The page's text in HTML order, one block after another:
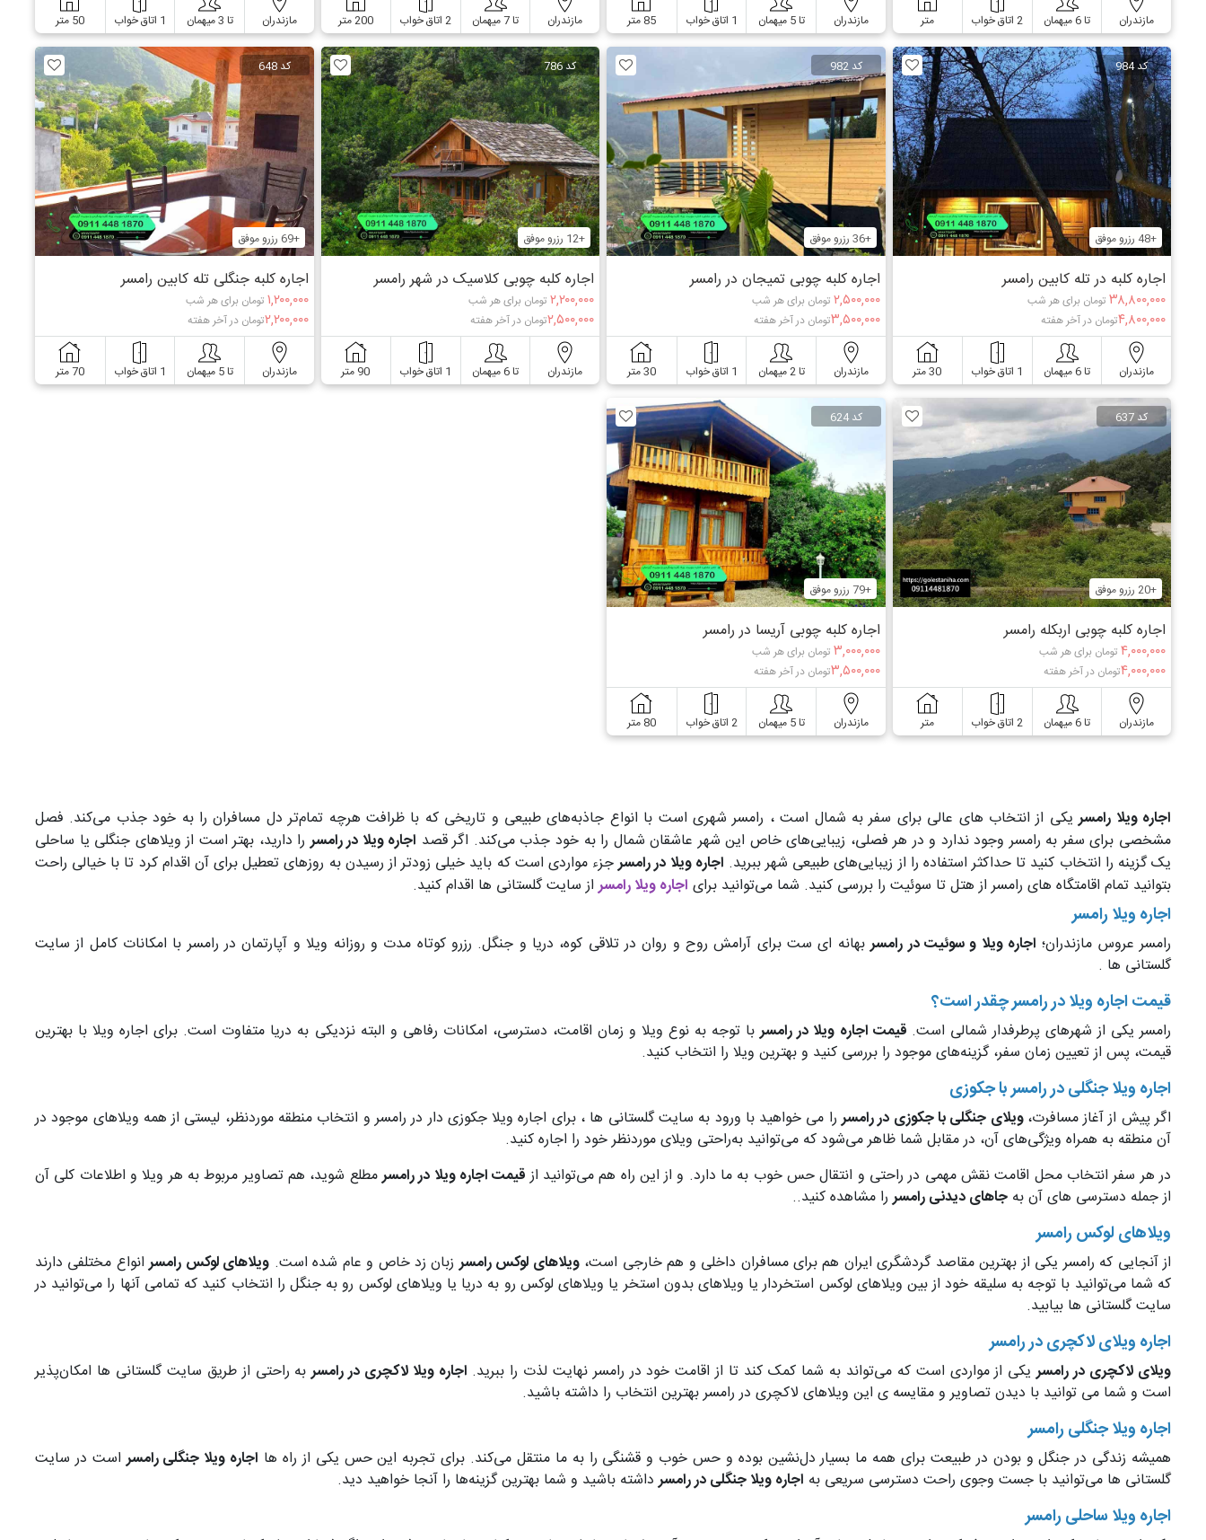
مازندران تا 6 میهمان 2 اتاق خواب متر مازندران تا 5 میهمان 1 اتاق خواب 85 متر مازندران تا 7 میهمان 2 اتاق خواب 200 متر مازندران تا 3 میهمان 1 اتاق خواب 50 متر
کد 984
+48 رزرو موفق
اجاره کلبه در تله کابین رامسر
۳۸,۸۰۰,۰۰۰ تومان برای هر شب
۴,۸۰۰,۰۰۰تومان در آخر هفته
مازندران تا 6 میهمان 1 اتاق خواب 30 متر
کد 982
+36 رزرو موفق
اجاره کلبه چوبی تمیجان در رامسر
۲,۵۰۰,۰۰۰ تومان برای هر شب
۳,۵۰۰,۰۰۰تومان در آخر هفته
مازندران تا 2 میهمان 1 اتاق خواب 30 متر
کد 786
+12 رزرو موفق
اجاره کلبه چوبی کلاسیک در شهر رامسر
۲,۲۰۰,۰۰۰ تومان برای هر شب
۲,۵۰۰,۰۰۰تومان در آخر هفته
مازندران تا 6 میهمان 1 اتاق خواب 90 متر
کد 648
+69 رزرو موفق
اجاره کلبه جنگلی تله کابین رامسر
۱,۲۰۰,۰۰۰ تومان برای هر شب
۲,۲۰۰,۰۰۰تومان در آخر هفته
مازندران تا 5 میهمان 1 اتاق خواب 70 متر
کد 637
+20 رزرو موفق
اجاره کلبه چوبی اربکله رامسر
۴,۰۰۰,۰۰۰ تومان برای هر شب
۴,۰۰۰,۰۰۰تومان در آخر هفته
مازندران تا 6 میهمان 2 اتاق خواب متر
کد 624
+79 رزرو موفق
اجاره کلبه چوبی آریسا در رامسر
۳,۰۰۰,۰۰۰ تومان برای هر شب
۳,۵۰۰,۰۰۰تومان در آخر هفته
مازندران تا 5 میهمان 2 اتاق خواب 80 متر
اجاره ویلا رامسریکی از انتخاب های عالی برای سفر به شمال است ، رامسر شهری است با انواع جاذبه‌های طبیعی و تاریخی که با ظرافت هرچه تمام‌تر دل مسافران را به خود جذب می‌کند. فصل
مشخصی برای سفر به رامسر وجود ندارد و در هر فصلی، زیبایی‌های خاص این شهر عاشقان شمال را به خود جذب می‌کند. اگر قصد اجاره ویلا در رامسررا دارید، بهتر است از ویلاهای جنگلی یا ساحلی
یک گزینه را انتخاب کنید تا حداکثر استفاده را از زیبایی‌های طبیعی شهر ببرید. اجاره‌ ویلا در رامسرجزء مواردی است که باید خیلی زودتر از رسیدن به روزهای تعطیل برای آن اقدام کرد تا با خیالی راحت
بتوانید تمام اقامتگاه‌ های رامسر از هتل تا سوئیت را بررسی کنید. شما می‌توانید برای اجاره ویلا رامسراز سایت گلستانی ها اقدام کنید.
اجاره ویلا رامسر
رامسر عروس مازندران؛ اجاره ویلا و سوئیت در رامسربهانه ای ست برای آرامش روح و روان در تلاقی کوه، دریا و جنگل. رزرو کوتاه مدت و روزانه ویلا و آپارتمان در رامسر با امکانات کامل از سایت
گلستانی ها .
قیمت اجاره ویلا در رامسر چقدر است؟
رامسر یکی از شهرهای پرطرفدار شمالی است. قیمت اجاره ویلا در رامسربا توجه به نوع ویلا و زمان اقامت، دسترسی، امکانات رفاهی و البته نزدیکی به دریا متفاوت است. برای اجاره ویلا با بهترین
قیمت، پس از تعیین زمان سفر، گزینه‌های موجود را بررسی کنید و بهترین ویلا را انتخاب کنید.
اجاره ویلا جنگلی در رامسر با جکوزی
اگر پیش از آغاز مسافرت،ویلای جنگلی با جکوزی در رامسررا می خواهید با ورود به سایت‌ گلستانی ها ، برای اجاره ویلا جکوزی دار در رامسر و انتخاب منطقه موردنظر، لیستی از همه ویلاهای موجود در
آن منطقه به همراه ویژگی‌های آن، در مقابل شما ظاهر می‌شود که می‌توانید به‌راحتی ویلای موردنظر خود را اجاره کنید.
در هر سفر انتخاب محل اقامت نقش مهمی در راحتی و انتقال حس خوب به ما دارد. و از این راه هم می‌توانید ازقیمت اجاره ویلا در رامسرمطلع شوید، هم تصاویر مربوط به هر ویلا و اطلاعات کلی آن
از جمله دسترسی‌ ها‌ی آن به جاهای دیدنی رامسررا مشاهده کنید..
ویلاهای لوکس رامسر
از آنجایی که رامسر یکی از بهترین مقاصد گردشگری ایران هم برای مسافران داخلی و هم خارجی است،ویلاهای لوکس رامسرزبان زد خاص و عام شده است. ویلاهای لوکس رامسرانواع مختلفی دارند
که شما می‌توانید با توجه به سلیقه خود از بین ویلاهای لوکس استخردار یا ویلاهای بدون استخر یا ویلاهای لوکس رو به دریا یا ویلاهای لوکس رو به جنگل را انتخاب کنید که تمامی آنها را می‌توانید در
سایت گلستانی ها بیابید.
اجاره ویلای لاکچری در رامسر
ویلای لاکچری در رامسریکی از مواردی است که می‌تواند به شما کمک کند تا از اقامت خود در رامسر نهایت لذت را ببرید. اجاره ویلا لاکچری در رامسربه راحتی از طریق سایت گلستانی ها امکان‌پذیر
است و شما می ‌توانید با دیدن تصاویر و مقایسه‌ ی این ویلاهای لاکچری در رامسر بهترین انتخاب را داشته باشید.
اجاره ویلا جنگلی رامسر
همیشه زندگی در جنگل و بودن در طبیعت برای همه ما بسیار دل‌نشین بوده و حس خوب و قشنگی را به ما منتقل می‌کند. برای تجربه این حس یکی از راه‌ ها اجاره ویلا جنگلی رامسراست در سایت
گلستانی ها می‌توانید با جست‌ و‌جوی راحت دسترسی سریعی به اجاره ویلا جنگلی در رامسرداشته باشید و شما بهترین‌ گزینه‌ها را آنجا خواهید دید.
اجاره ویلا ساحلی رامسر